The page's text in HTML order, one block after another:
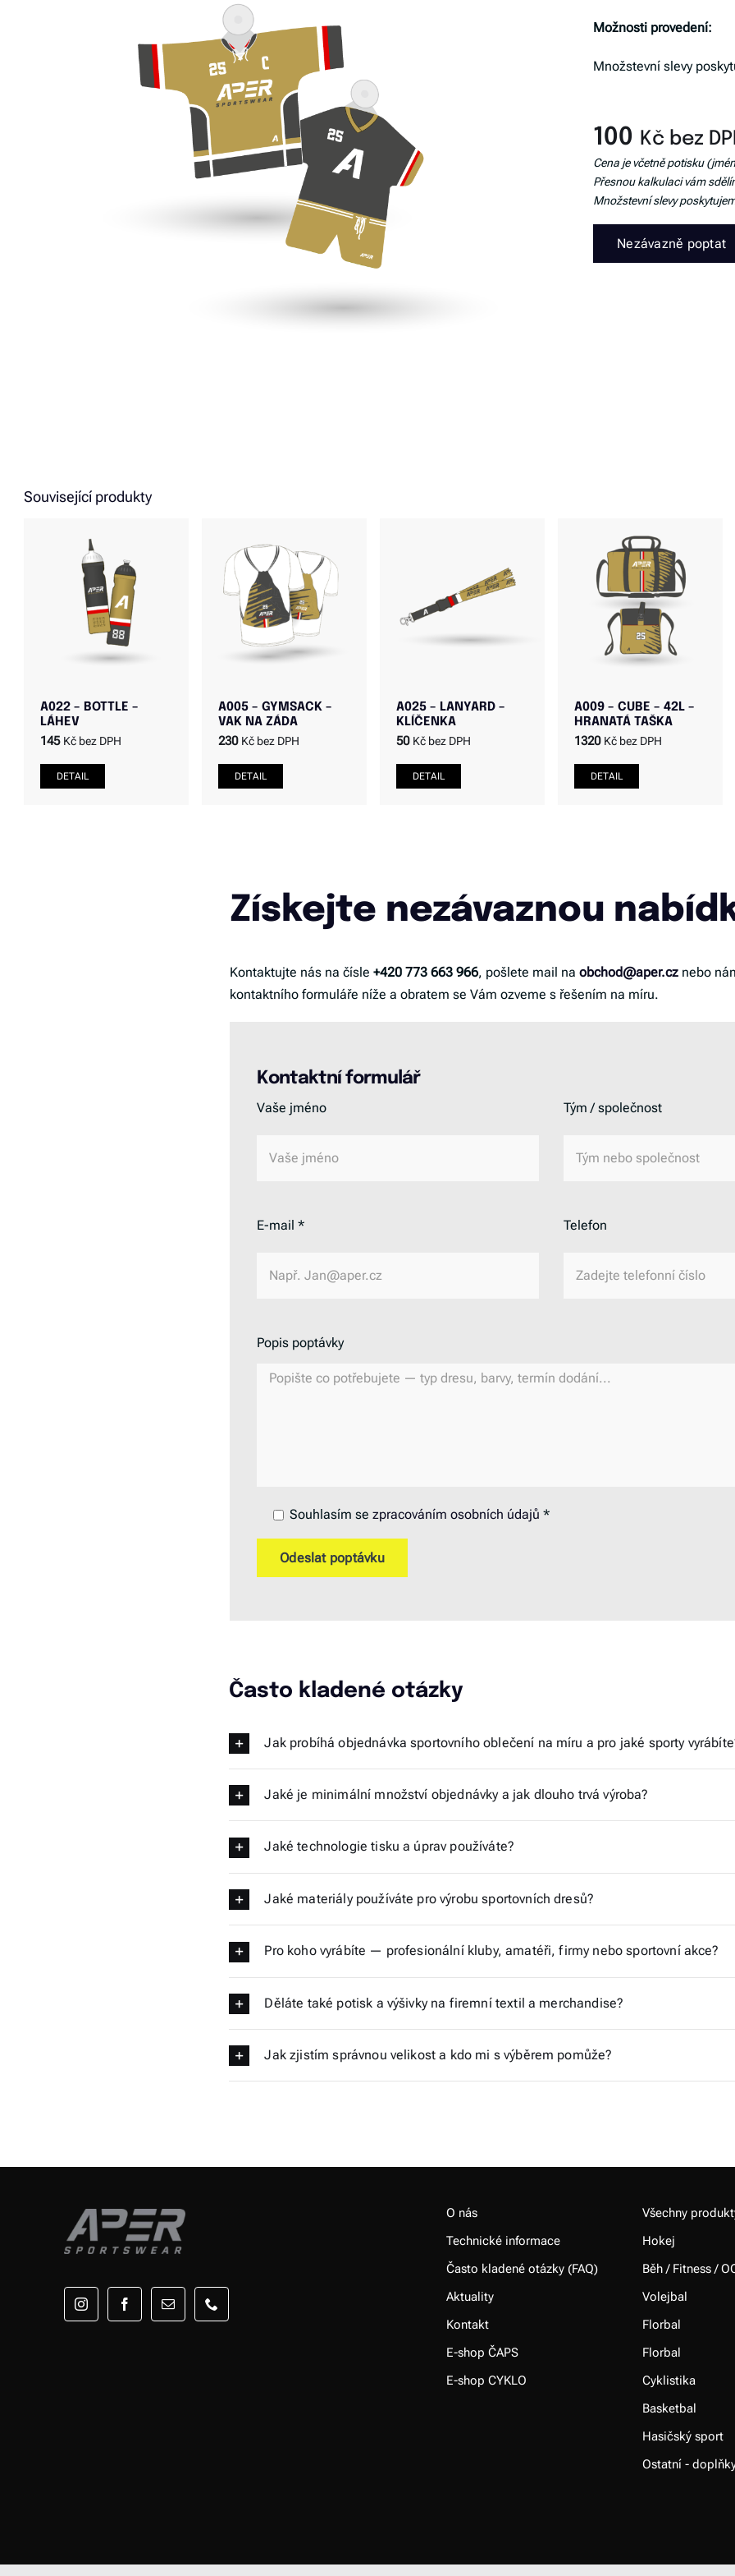
Možnosti provedení:
Množstevní slevy
100 Kč bez
Cena je včetně potisku
Přesnou kalkulaci vám
Množstevní slevy
Nezávazně poptat
Související produkty
A022 – BOTTLE –
LÁHEV
145 Kč bez DPH
A005 – GYMSACK –
VAK NA ZÁDA
230 Kč bez DPH
A025 – LANYARD –
KLÍČENKA
50 Kč bez DPH
A009 – CUBE – 42L –
HRANATÁ TAŠKA
1320 Kč bez DPH
Získejte nezávaznou
Kontaktujte nás na čísle +420 773 663 966, pošlete mail na obchod@aper.cznebo
kontaktního formuláře níže a obratem se Vám ozveme s řešením na míru.
Kontaktní formulář
Vaše jméno Tým / společnost
E-mail * Telefon
Popis poptávky
Souhlasím sezpracováním osobních údajů *
Často kladené otázky
Jak probíhá objednávka sportovního oblečení na míru a pro jaké sporty
Jaké je minimální množství objednávky a jak dlouho trvá výroba?
Jaké technologie tisku a úprav používáte?
Jaké materiály používáte pro výrobu sportovních dresů?
Pro koho vyrábíte — profesionální kluby, amatéři, firmy nebo sportovní akce?
Děláte také potisk a výšivky na firemní textil a merchandise?
Jak zjistím správnou velikost a kdo mi s výběrem pomůže?
O nás
Technické informace
Často kladené otázky (FAQ)
Aktuality
Kontakt
E-shop ČAPS
E-shop CYKLO
Všechny
Hokej
Běh / Fitness /
Volejbal
Florbal
Florbal
Cyklistika
Basketbal
Hasičský sport
Ostatní -